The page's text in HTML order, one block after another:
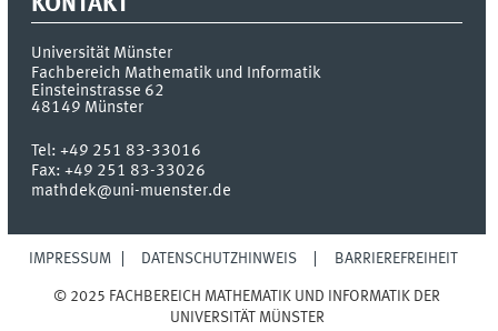
Universität Münster
Fachbereich Mathematik und Informatik
Einsteinstrasse 62
48149 Münster
Tel:+49 251 83-33016
Fax:+49 251 83-33026
mathdek@uni-muenster.de
IMPRESSUM DATENSCHUTZHINWEIS BARRIEREFREIHEIT
© 2025 FACHBEREICH MATHEMATIK UND INFORMATIK DER
UNIVERSITÄT MÜNSTER